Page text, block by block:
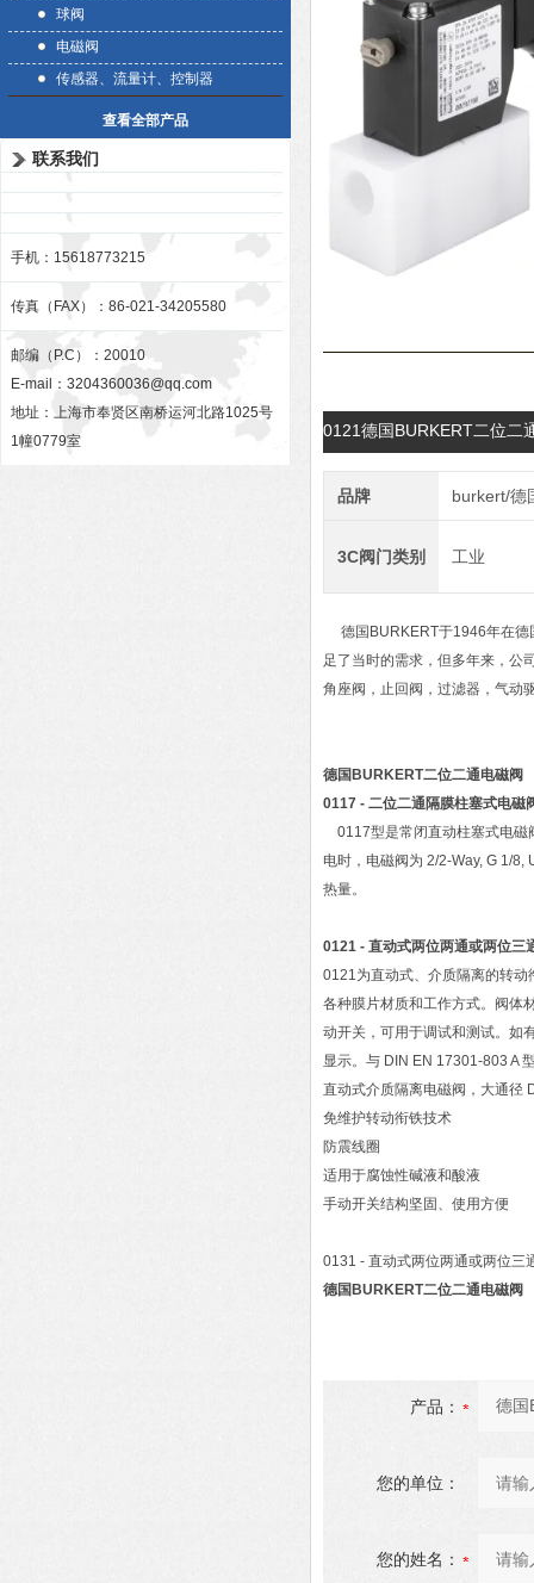
球阀
电磁阀
传感器、流量计、控制器
查看全部产品
联系我们
手机：15618773215
传真（FAX）：86-021-34205580
邮编（P.C）：20010
E-mail： 3204360036@qq.com
地址：上海市奉贤区南桥运河北路1025号
1幢0779室
0121德国BURKERT二位二
品牌 burkert/德
3C阀门类别 工业
德国BURKERT于1946年在德
足了当时的需求，但多年来，公
角座阀，止回阀，过滤器，气动
德国BURKERT二位二通电磁阀
0117 - 二位二通隔膜柱塞式电磁
0117型是常闭直动柱塞式电磁
电时，电磁阀为 2/2-Way, G 1/
热量。
0121 - 直动式两位两通或两位
0121为直动式、介质隔离的转
各种膜片材质和工作方式。阀体
动开关，可用于调试和测试。如
显示。与 DIN EN 17301-803 A
直动式介质隔离电磁阀，大通径
免维护转动衔铁技术
防震线圈
适用于腐蚀性碱液和酸液
手动开关结构坚固、使用方便
0131 - 直动式两位两通或两位三
德国BURKERT二位二通电磁阀
产品：
您的单位：
您的姓名：